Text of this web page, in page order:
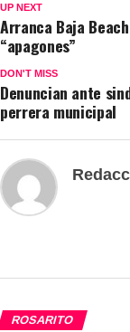
UP NEXT
Arranca Baja
“apagones”
DON'T MISS
Denuncian ante
perrera municipal
ROSARITO